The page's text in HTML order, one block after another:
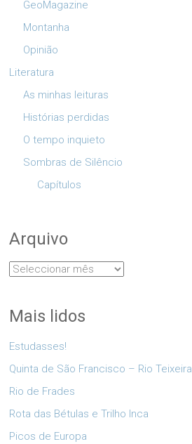
GeoMagazine
Montanha
Opinião
Literatura
As minhas leituras
Histórias perdidas
O tempo inquieto
Sombras de Silêncio
Capítulos
Arquivo
Arquivo
Mais lidos
Estudasses!
Quinta de São Francisco – Rio Teixeira
Rio de Frades
Rota das Bétulas e Trilho Inca
Picos de Europa